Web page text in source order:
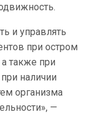
и управлять
при остром
также при
наличии
организма
—